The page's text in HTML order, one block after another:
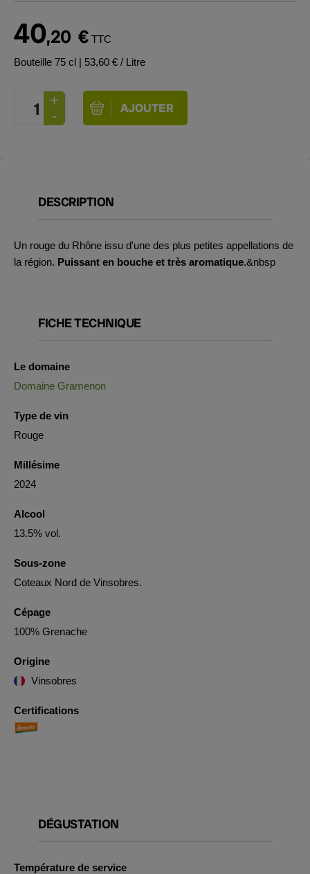
40,20 € TTC
Bouteille 75 cl | 53,60 € / Litre
DESCRIPTION
Un rouge du Rhône issu d'une des plus petites appellations de
la région. Puissant en bouche et très aromatique.&nbsp
FICHE TECHNIQUE
Le domaine
Domaine Gramenon
Type de vin
Rouge
Millésime
2024
Alcool
13.5% vol.
Sous-zone
Coteaux Nord de Vinsobres.
Cépage
100% Grenache
Origine
Vinsobres
Certifications
DÉGUSTATION
Température de service